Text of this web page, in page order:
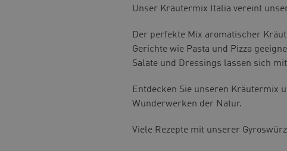
Unser Kräutermix Italia vereint
Der perfekte Mix aromatischer
Gerichte wie Pasta und Pizza
Salate und Dressings lassen sich
Entdecken Sie unseren Kräutermix
Wunderwerken der Natur.
Viele Rezepte mit unserer